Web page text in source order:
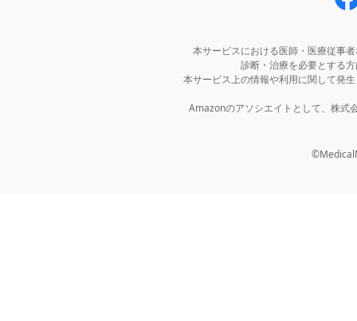
本サービスにおける医師・医療従事
診断・治療を必要とする
本サービス上の情報や利用に関して発
Amazonのアソシエイトとして、株式